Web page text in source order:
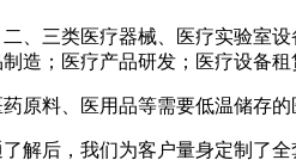
、三类医疗器械、医疗实验室
造；医疗产品研发；医疗设备
药原料、医用品等需要低温储存
解后，我们为客户量身定制了